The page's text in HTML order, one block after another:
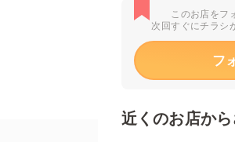
このお店をフ
次回すぐにチラシ
フ
近くのお店か